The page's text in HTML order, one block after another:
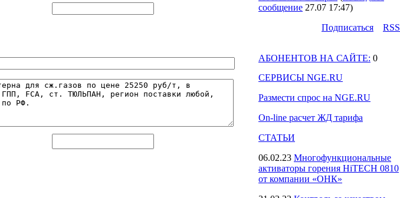
сообщение 27.07 17:47)
Подпиcаться
RSS
АБОНЕНТОВ НА САЙТЕ: 0
СЕРВИСЫ NGE.RU
Размести спрос на NGE.RU
On-line расчет ЖД тарифа
СТАТЬИ
06.02.23 Многофункциональные
активаторы горения HiTECH 0810
от компании «ОНК»